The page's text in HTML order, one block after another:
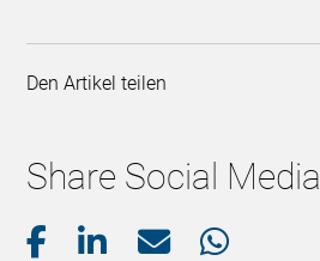
Den Artikel teilen
Share Social Media